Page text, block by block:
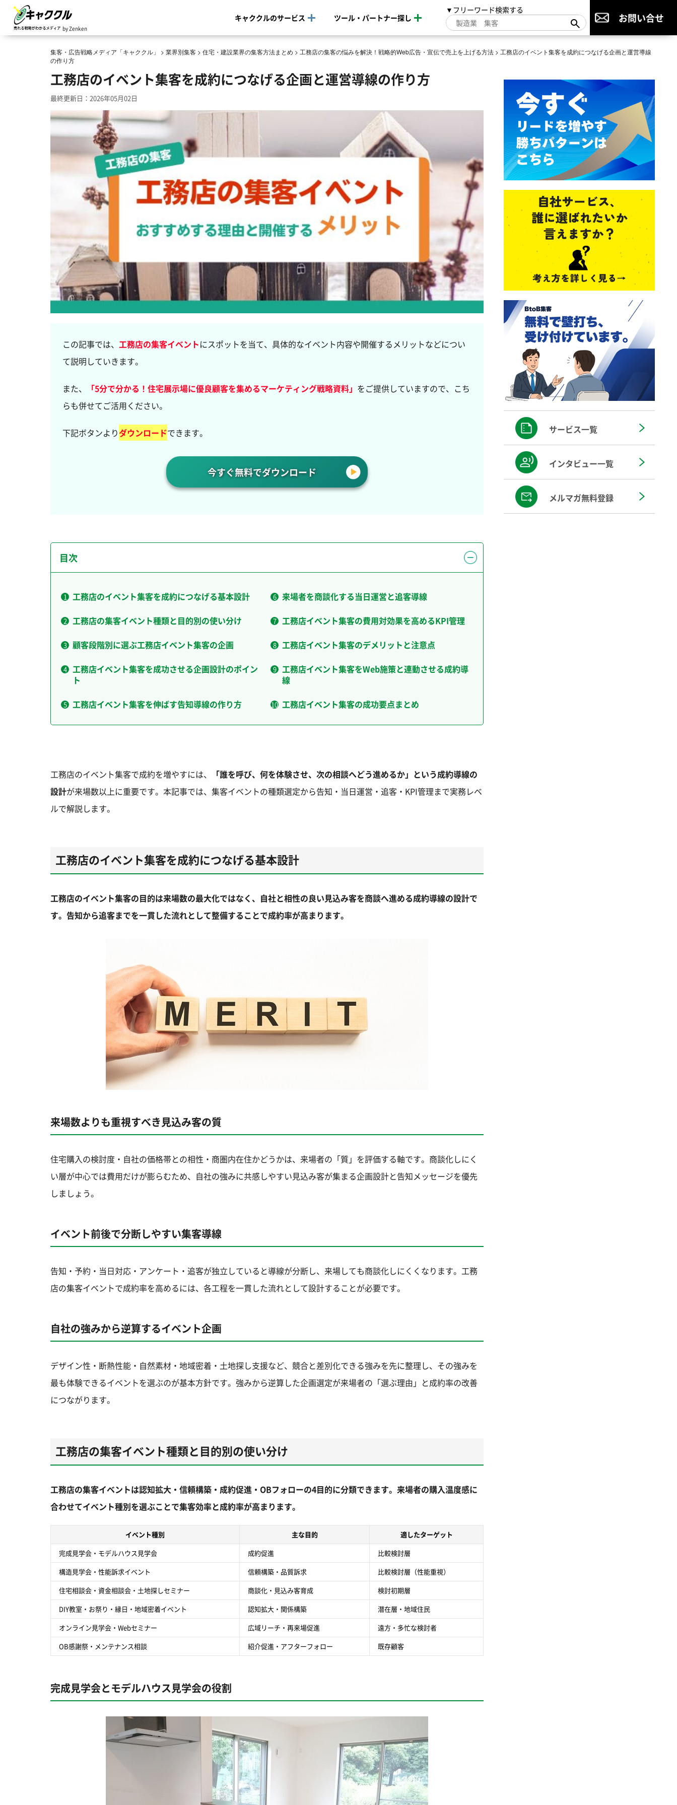
by Zenken
キャククルのサービス ツール・パートナー探し
▼フリーワード検索する
お問い合せ
集客・広告戦略メディア「キャククル」 > 業界別集客 > 住宅・建設業界の集客方法まとめ > 工務店の集客の悩みを解決！戦略的Web広告・宣伝で売上を上げる方法 > 工務店のイベント集客を成約につなげる企画と運営導線
の作り方
工務店のイベント集客を成約につなげる企画と運営導線の作り方
最終更新日：2026年05月02日
この記事では、 工務店の集客イベントにスポットを当て、具体的なイベント内容や開催するメリットなどについ
て説明していきます。
また、 「5分で分かる！住宅展示場に優良顧客を集めるマーケティング戦略資料」 をご提供していますので、こち
らも併せてご活用ください。
下記ボタンよりダウンロードできます。
今すぐ無料でダウンロード
目次
工務店のイベント集客を成約につなげる基本設計
工務店の集客イベント種類と目的別の使い分け
顧客段階別に選ぶ工務店イベント集客の企画
工務店イベント集客を成功させる企画設計のポイン
ト
工務店イベント集客を伸ばす告知導線の作り方
来場者を商談化する当日運営と追客導線
工務店イベント集客の費用対効果を高めるKPI管理
工務店イベント集客のデメリットと注意点
工務店イベント集客をWeb施策と連動させる成約導
線
工務店イベント集客の成功要点まとめ
工務店のイベント集客で成約を増やすには、
「誰を呼び、何を体験させ、次の相談へどう進めるか」という成約導線の
設計が来場数以上に重要です。本記事では、集客イベントの種類選定から告知・当日運営・追客・KPI管理まで実務レベ
ルで解説します。
工務店のイベント集客を成約につなげる基本設計
工務店のイベント集客の目的は来場数の最大化ではなく、自社と相性の良い見込み客を商談へ進める成約導線の設計で
す。告知から追客までを一貫した流れとして整備することで成約率が高まります。
来場数よりも重視すべき見込み客の質
住宅購入の検討度・自社の価格帯との相性・商圏内在住かどうかは、来場者の「質」を評価する軸です。商談化しにく
い層が中心では費用だけが膨らむため、自社の強みに共感しやすい見込み客が集まる企画設計と告知メッセージを優先
しましょう。
イベント前後で分断しやすい集客導線
告知・予約・当日対応・アンケート・追客が独立していると導線が分断し、来場しても商談化しにくくなります。工務
店の集客イベントで成約率を高めるには、各工程を一貫した流れとして設計することが必要です。
自社の強みから逆算するイベント企画
デザイン性・断熱性能・自然素材・地域密着・土地探し支援など、競合と差別化できる強みを先に整理し、その強みを
最も体験できるイベントを選ぶのが基本方針です。強みから逆算した企画選定が来場者の「選ぶ理由」と成約率の改善
につながります。
工務店の集客イベント種類と目的別の使い分け
工務店の集客イベントは認知拡大・信頼構築・成約促進・OBフォローの4目的に分類できます。来場者の購入温度感に
合わせてイベント種別を選ぶことで集客効率と成約率が高まります。
イベント種別 主な目的
適したターゲット
完成見学会・モデルハウス見学会
成約促進
比較検討層
構造見学会・性能訴求イベント
信頼構築・品質訴求
比較検討層（性能重視）
住宅相談会・資金相談会・土地探しセミナー
商談化・見込み客育成
検討初期層
DIY教室・お祭り・縁日・地域密着イベント
認知拡大・関係構築
潜在層・地域住民
オンライン見学会・Webセミナー
広域リーチ・再来場促進
遠方・多忙な検討者
OB感謝祭・メンテナンス相談
紹介促進・アフターフォロー 既存顧客
完成見学会とモデルハウス見学会の役割
サービス一覧
インタビュー一覧
メルマガ無料登録